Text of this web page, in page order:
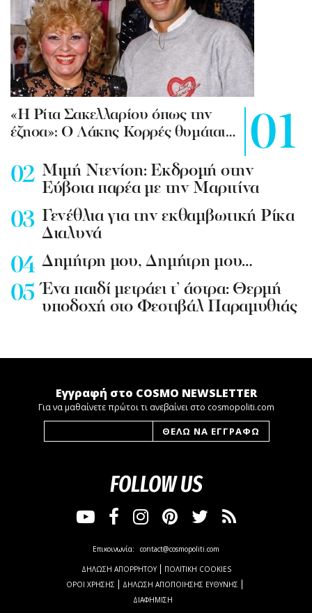
«Η Ρίτα Σακελλαρίου όπως την
έζησα»: Ο Λάκης Κορρές θυμάται…
Mιμή Ντενίση: Εκδρομή στην
Εύβοια παρέα με την Μαριτίνα
Γενέθλια για την εκθαμβωτική Ρίκα
Διαλυνά
Δημήτρη μου, Δημήτρη μου…
Ένα παιδί μετράει τ’ άστρα: Θερμή
υποδοχή στο Φεστιβάλ Παραμυθιάς
Εγγραφή στο COSMO NEWSLETTER
Για να μαθαίνετε πρώτοι τι ανεβαίνει στο cosmopoliti.com
FOLLOW US
Επικοινωνία: contact@cosmopoliti.com
ΔΗΛΩΣΗ ΑΠΟΡΡΗΤΟΥ
ΠΟΛΙΤΙΚΗ COOKIES
ΟΡΟΙ ΧΡΗΣΗΣ
ΔΗΛΩΣΗ ΑΠΟΠΟΙΗΣΗΣ ΕΥΘΥΝΗΣ
ΔΙΑΦΗΜΙΣΗ